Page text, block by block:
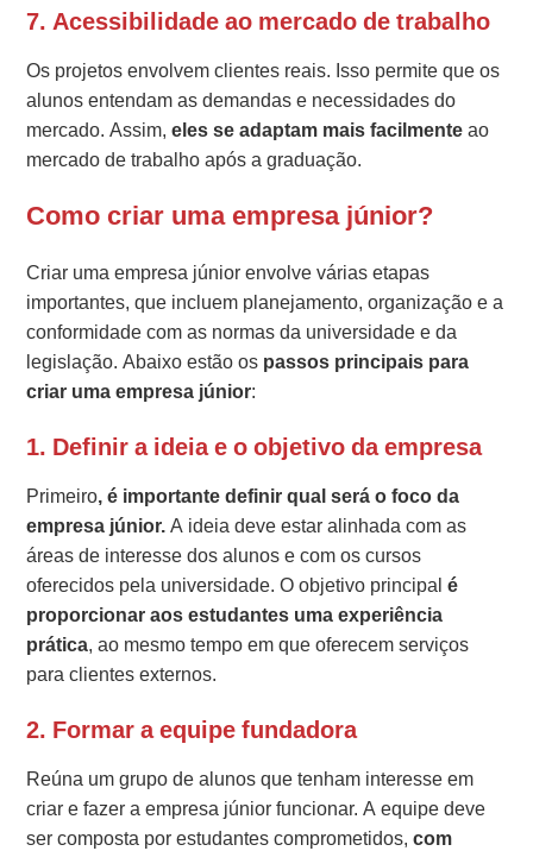
7.Acessibilidade ao mercado de trabalho
Os projetos envolvem clientes reais. Isso permite que os
alunos entendam as demandas e necessidades do
mercado. Assim, eles se adaptam mais facilmenteao
mercado de trabalho após a graduação.
Como criar uma empresa júnior?
Criar uma empresa júnior envolve várias etapas
importantes, que incluem planejamento, organização e a
conformidade com as normas da universidade e da
legislação. Abaixo estão os passos principais para
criar uma empresa júnior:
1. Definir a ideia e o objetivo da empresa
Primeiro, é importante definir qual será o foco da
empresa júnior.A ideia deve estar alinhada com as
áreas de interesse dos alunos e com os cursos
oferecidos pela universidade. O objetivo principalé
proporcionar aos estudantes uma experiência
prática, ao mesmo tempo em que oferecem serviços
para clientes externos.
2. Formar a equipe fundadora
Reúna um grupo de alunos que tenham interesse em
criar e fazer a empresa júnior funcionar. A equipe deve
ser composta por estudantes comprometidos,com